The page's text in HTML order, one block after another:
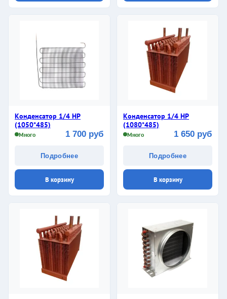
Конденсатор 1/4 НР
(1050*485)
Много 1 700 руб
Подробнее
В корзину
Конденсатор 1/4 НР
(1080*485)
Много 1 650 руб
Подробнее
В корзину